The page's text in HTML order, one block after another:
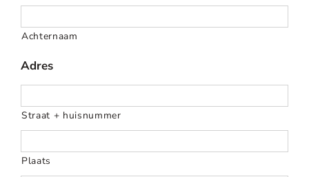
Achternaam
Adres
Straat + huisnummer
Plaats